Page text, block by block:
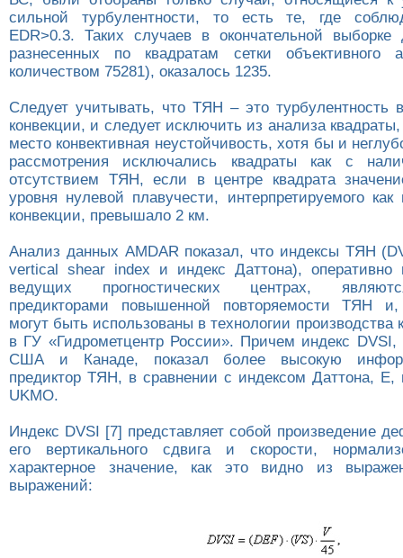
сильной турбулентности, то есть те, где
EDR>0.3. Таких случаев в окончательной выборке
разнесенных по квадратам сетки объективного
количеством 75281), оказалось 1235.
Следует учитывать, что ТЯН – это турбулентность
конвекции, и следует исключить из анализа
место конвективная неустойчивость, хотя бы и
рассмотрения исключались квадраты как с
отсутствием ТЯН, если в центре квадрата
уровня нулевой плавучести, интерпретируемого как
конвекции, превышало 2 км.
Анализ данных AMDAR показал, что индексы ТЯН
vertical shear index и индекс Даттона), оперативно
ведущих прогностических центрах,
предикторами повышенной повторяемости ТЯН и,
могут быть использованы в технологии производства
в ГУ «Гидрометцентр России». Причем индекс
США и Канаде, показал более высокую
предиктор ТЯН, в сравнении с индексом Даттона,
UKMO.
Индекс DVSI [7] представляет собой произведение
его вертикального сдвига и скорости,
характерное значение, как это видно из
выражений: